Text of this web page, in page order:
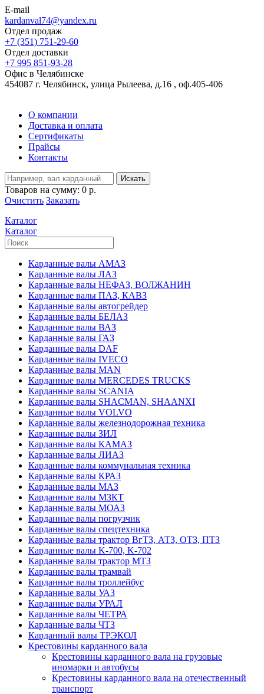
E-mail
kardanval74@yandex.ru
Отдел продаж
+7 (351) 751-29-60
Отдел доставки
+7 995 851-93-28
Офис в Челябинске
454087 г. Челябинск, улица Рылеева, д.16 , оф.405-406
О компании
Доставка и оплата
Сертификаты
Прайсы
Контакты
Искать
Товаров на сумму: 0 р.
Очистить Заказать
Каталог
Каталог
Карданные валы АМАЗ
Карданные валы ЛАЗ
Карданные валы НЕФАЗ, ВОЛЖАНИН
Карданные валы ПАЗ, КАВЗ
Карданные валы автогрейдер
Карданные валы БЕЛАЗ
Карданные валы ВАЗ
Карданные валы ГАЗ
Карданные валы DAF
Карданные валы IVECO
Карданные валы MAN
Карданные валы MERCEDES TRUCKS
Карданные валы SCANIA
Карданные валы SHACMAN, SHAANXI
Карданные валы VOLVO
Карданные валы железнодорожная техника
Карданные валы ЗИЛ
Карданные валы КАМАЗ
Карданные валы ЛИАЗ
Карданные валы коммунальная техника
Карданные валы КРАЗ
Карданные валы МАЗ
Карданные валы МЗКТ
Карданные валы МОАЗ
Карданные валы погрузчик
Карданные валы спецтехника
Карданные валы трактор ВгТЗ, АТЗ, ОТЗ, ПТЗ
Карданные валы K-700, K-702
Карданные валы трактор МТЗ
Карданные валы трамвай
Карданные валы троллейбус
Карданные валы УАЗ
Карданные валы УРАЛ
Карданные валы ЧЕТРА
Карданные валы ЧТЗ
Карданный валы ТРЭКОЛ
Крестовины карданного вала
Крестовины карданного вала на грузовые
иномарки и автобусы
Крестовины карданного вала на отечественный
транспорт